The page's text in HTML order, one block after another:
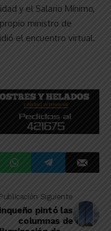
y el Salario Mínimo,
ministro de
el encuentro virtual.
Publicación Siguiente
pintó las
columnas de